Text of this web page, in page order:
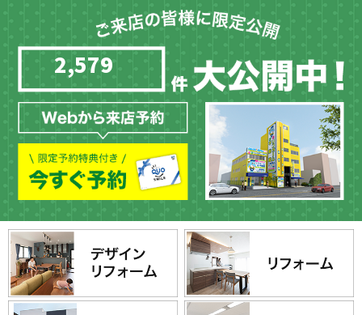
2,579